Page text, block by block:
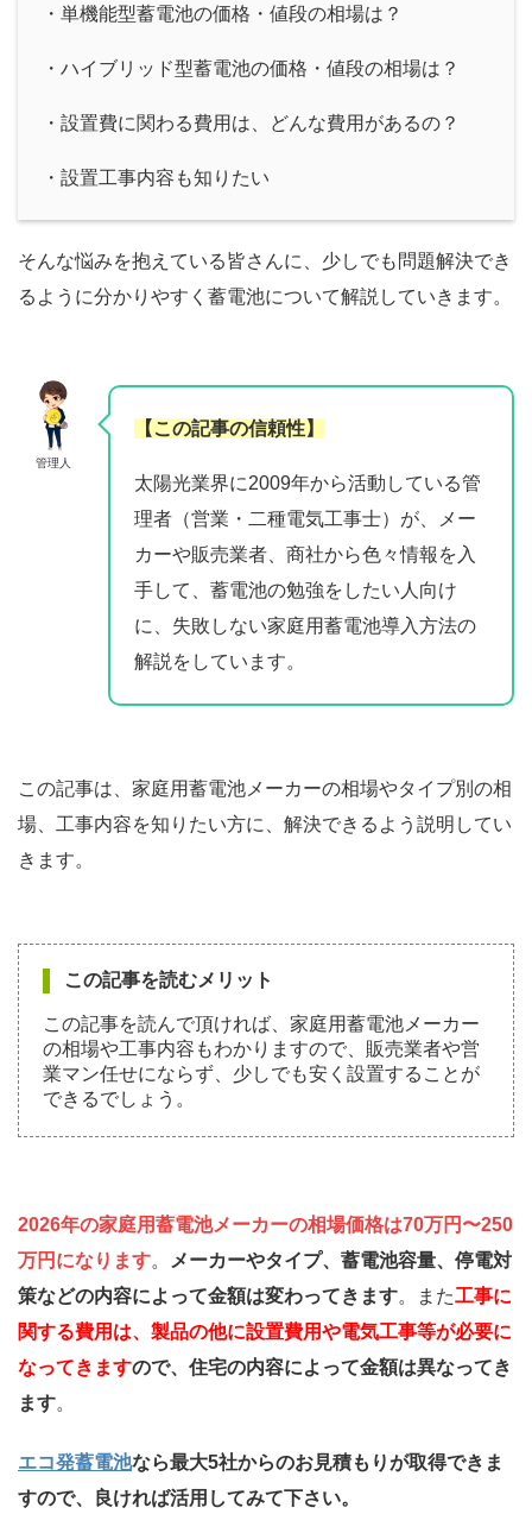
・単機能型蓄電池の価格・値段の相場は？
・ハイブリッド型蓄電池の価格・値段の相場は？
・設置費に関わる費用は、どんな費用があるの？
・設置工事内容も知りたい
そんな悩みを抱えている皆さんに、少しでも問題解決でき
るように分かりやすく蓄電池について解説していきます。
管理人
【この記事の信頼性】
太陽光業界に2009年から活動している管
理者（営業・二種電気工事士）が、メー
カーや販売業者、商社から色々情報を入
手して、蓄電池の勉強をしたい人向け
に、失敗しない家庭用蓄電池導入方法の
解説をしています。
この記事は、家庭用蓄電池メーカーの相場やタイプ別の相
場、工事内容を知りたい方に、解決できるよう説明してい
きます。
この記事を読むメリット
この記事を読んで頂ければ、家庭用蓄電池メーカー
の相場や工事内容もわかりますので、販売業者や営
業マン任せにならず、少しでも安く設置することが
できるでしょう。
2026年の家庭用蓄電池メーカーの相場価格は70万円〜250
万円になります。
メーカーやタイプ、蓄電池容量、停電対
策などの内容によって金額は変わってきます。また工事に
関する費用は、製品の他に設置費用や電気工事等が必要に
なってきますので、住宅の内容によって金額は異なってき
ます。
エコ発蓄電池なら最大5社からのお見積もりが取得できま
すので、良ければ活用してみて下さい。